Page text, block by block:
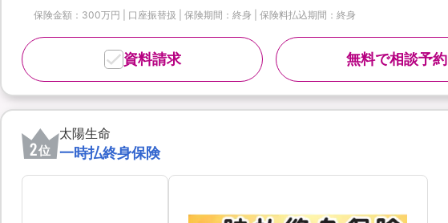
保険金額：300万円 | 口座振替扱 | 保険期間：終身 | 保険料払込期間：終身
無料で相談予約
資料請求
2位
太陽生命
一時払終身保険